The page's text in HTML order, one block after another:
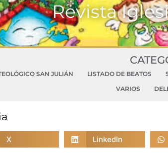
Revista
SAN JULIÁN LISTADO DE BEATOS
VARIOS
X LinkedIn